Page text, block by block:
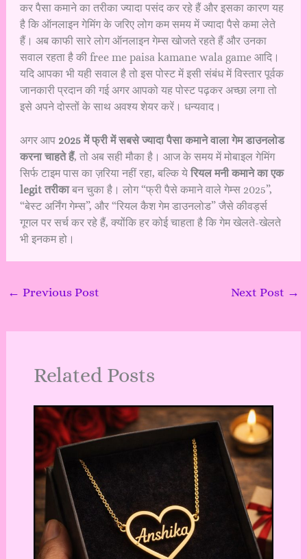
कर पैसा कमाने का तरीका ज्यादा पसंद कर रहे हैं और इसका कारण यह
है कि ऑनलाइन गेमिंग के जरिए लोग कम समय में ज्यादा पैसे कमा लेते
हैं। अब काफी सारे लोग ऑनलाइन गेम्स खोजते रहते हैं और उनका
सवाल रहता है की free me paisa kamane wala game आदि।
यदि आपका भी यही सवाल है तो इस पोस्ट में इसी संबंध में विस्तार पूर्वक
जानकारी प्रदान की गई अगर आपको यह पोस्ट पढ़कर अच्छा लगा तो
इसे अपने दोस्तों के साथ अवश्य शेयर करें। धन्यवाद।
अगर आप 2025 में फ्री में सबसे ज्यादा पैसा कमाने वाला गेम डाउनलोड
करना चाहते हैं, तो अब सही मौका है। आज के समय में मोबाइल गेमिंग
सिर्फ टाइम पास का ज़रिया नहीं रहा, बल्कि ये रियल मनी कमाने का एक
legit तरीकाबन चुका है। लोग “फ्री पैसे कमाने वाले गेम्स 2025”,
“बेस्ट अर्निंग गेम्स”, और “रियल कैश गेम डाउनलोड” जैसे कीवर्ड्स
गूगल पर सर्च कर रहे हैं, क्योंकि हर कोई चाहता है कि गेम खेलते-खेलते
भी इनकम हो।
← Previous Post Next Post →
Related Posts